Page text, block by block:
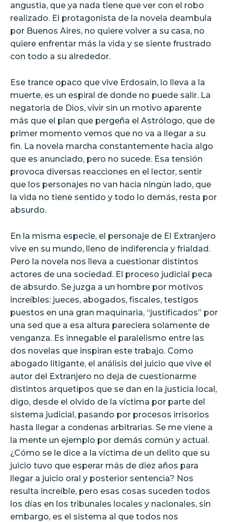
angustia, que ya nada tiene que ver con el robo
realizado. El protagonista de la novela deambula
por Buenos Aires, no quiere volver a su casa, no
quiere enfrentar más la vida y se siente frustrado
con todo a su alrededor.
Ese trance opaco que vive Erdosain, lo lleva a la
muerte, es un espiral de donde no puede salir. La
negatoria de Dios, vivir sin un motivo aparente
más que el plan que pergeña el Astrólogo, que de
primer momento vemos que no va a llegar a su
fin. La novela marcha constantemente hacia algo
que es anunciado, pero no sucede. Esa tensión
provoca diversas reacciones en el lector, sentir
que los personajes no van hacia ningún lado, que
la vida no tiene sentido y todo lo demás, resta por
absurdo.
En la misma especie, el personaje de El Extranjero
vive en su mundo, lleno de indiferencia y frialdad.
Pero la novela nos lleva a cuestionar distintos
actores de una sociedad. El proceso judicial peca
de absurdo. Se juzga a un hombre por motivos
increíbles: jueces, abogados, fiscales, testigos
puestos en una gran maquinaria, “justificados” por
una sed que a esa altura pareciera solamente de
venganza. Es innegable el paralelismo entre las
dos novelas que inspiran este trabajo. Como
abogado litigante, el análisis del juicio que vive el
autor del Extranjero no deja de cuestionarme
distintos arquetipos que se dan en la justicia local,
digo, desde el olvido de la víctima por parte del
sistema judicial, pasando por procesos irrisorios
hasta llegar a condenas arbitrarias. Se me viene a
la mente un ejemplo por demás común y actual.
¿Cómo se le dice a la víctima de un delito que su
juicio tuvo que esperar más de diez años para
llegar a juicio oral y posterior sentencia? Nos
resulta increíble, pero esas cosas suceden todos
los días en los tribunales locales y nacionales, sin
embargo, es el sistema al que todos nos